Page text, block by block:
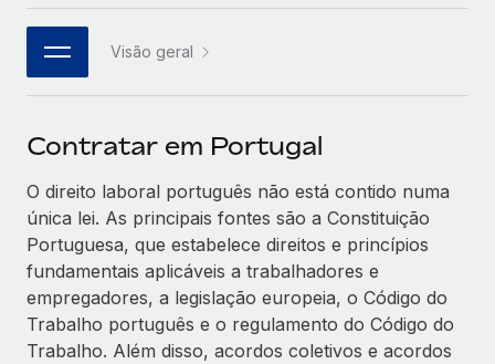
한국어
中文（简体）
Visão geral
Contratar em Portugal
O direito laboral português não está contido numa
única lei. As principais fontes são a Constituição
Portuguesa, que estabelece direitos e princípios
fundamentais aplicáveis a trabalhadores e
empregadores, a legislação europeia, o Código do
Trabalho português e o regulamento do Código do
Trabalho. Além disso, acordos coletivos e acordos